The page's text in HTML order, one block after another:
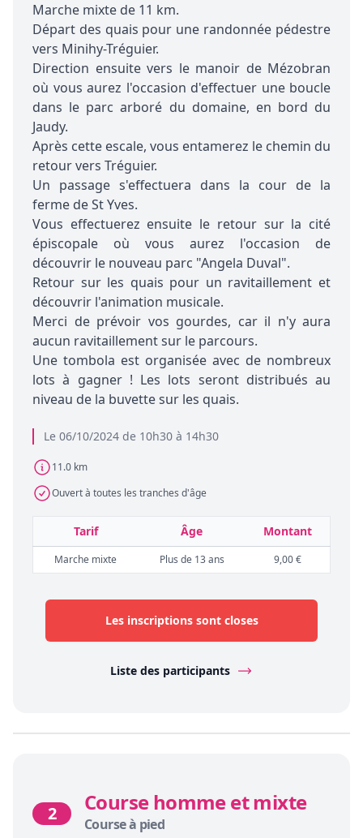
Le 06/10/2024 de 10h30 à 14h30
11.0 km
Ouvert à toutes les tranches d'âge
Marche mixte de 11 km.
Départ des quais pour une randonnée pédestre
vers Minihy-Tréguier.
Direction ensuite vers le manoir de Mézobran
où vous aurez l'occasion d'effectuer une boucle
dans le parc arboré du domaine, en bord du
Jaudy.
Après cette escale, vous entamerez le chemin du
retour vers Tréguier.
Un passage s'effectuera dans la cour de la
ferme de St Yves.
Vous effectuerez ensuite le retour sur la cité
épiscopale où vous aurez l'occasion de
découvrir le nouveau parc "Angela Duval".
Retour sur les quais pour un ravitaillement et
découvrir l'animation musicale.
Merci de prévoir vos gourdes, car il n'y aura
aucun ravitaillement sur le parcours.
Une tombola est organisée avec de nombreux
lots à gagner ! Les lots seront distribués au
niveau de la buvette sur les quais.
Tarif Âge Montant
Marche mixte Plus de 13 ans 9,00 €
Les inscriptions sont closes
Liste des participants
2 Course homme et mixte
Course à pied